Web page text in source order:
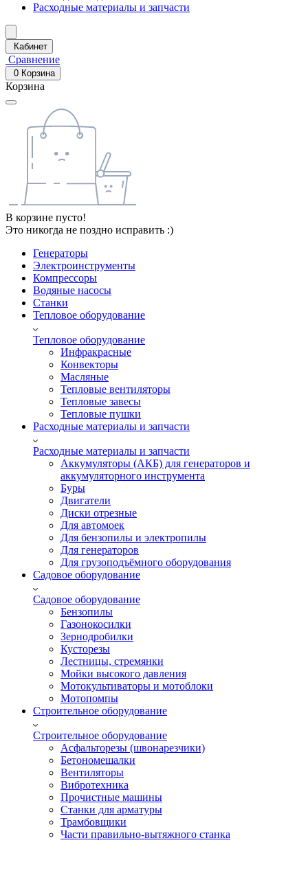
Расходные материалы и запчасти
Кабинет
Сравнение
0 Корзина
Корзина
В корзине пусто!
Это никогда не поздно исправить :)
Генераторы
Электроинструменты
Компрессоры
Водяные насосы
Станки
Тепловое оборудование
Тепловое оборудование
Инфракрасные
Конвекторы
Масляные
Тепловые вентиляторы
Тепловые завесы
Тепловые пушки
Расходные материалы и запчасти
Расходные материалы и запчасти
Аккумуляторы (АКБ) для генераторов и
аккумуляторного инструмента
Буры
Двигатели
Диски отрезные
Для автомоек
Для бензопилы и электропилы
Для генераторов
Для грузоподъёмного оборудования
Садовое оборудование
Садовое оборудование
Бензопилы
Газонокосилки
Зернодробилки
Кусторезы
Лестницы, стремянки
Мойки высокого давления
Мотокультиваторы и мотоблоки
Мотопомпы
Строительное оборудование
Строительное оборудование
Асфальторезы (швонарезчики)
Бетономешалки
Вентиляторы
Вибротехника
Прочистные машины
Станки для арматуры
Трамбовщики
Части правильно-вытяжного станка